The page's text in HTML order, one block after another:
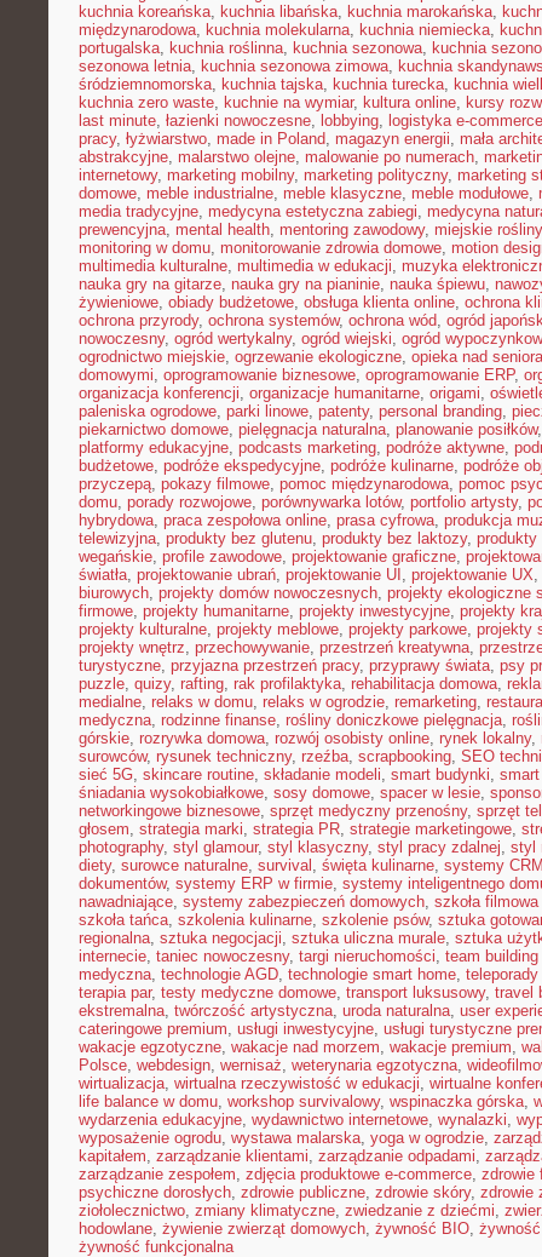
kuchnia koreańska, kuchnia libańska, kuchnia marokańska,
międzynarodowa, kuchnia molekularna, kuchnia niemiecka,
portugalska, kuchnia roślinna, kuchnia sezonowa, kuchnia
sezonowa letnia, kuchnia sezonowa zimowa, kuchnia
śródziemnomorska, kuchnia tajska, kuchnia turecka, kuchnia
kuchnia zero waste, kuchnie na wymiar, kultura online, kursy
last minute, łazienki nowoczesne, lobbying, logistyka e-commerce
pracy, łyżwiarstwo, made in Poland, magazyn energii, mała
abstrakcyjne, malarstwo olejne, malowanie po numerach,
internetowy, marketing mobilny, marketing polityczny, marketing
domowe, meble industrialne, meble klasyczne, meble modułowe,
media tradycyjne, medycyna estetyczna zabiegi, medycyna
prewencyjna, mental health, mentoring zawodowy, miejskie rośliny
monitoring w domu, monitorowanie zdrowia domowe, motion
multimedia kulturalne, multimedia w edukacji, muzyka
nauka gry na gitarze, nauka gry na pianinie, nauka śpiewu,
żywieniowe, obiady budżetowe, obsługa klienta online, ochrona
ochrona przyrody, ochrona systemów, ochrona wód, ogród
nowoczesny, ogród wertykalny, ogród wiejski, ogród
ogrodnictwo miejskie, ogrzewanie ekologiczne, opieka nad
domowymi, oprogramowanie biznesowe, oprogramowanie ERP,
organizacja konferencji, organizacje humanitarne, origami,
paleniska ogrodowe, parki linowe, patenty, personal branding,
piekarnictwo domowe, pielęgnacja naturalna, planowanie posiłków
platformy edukacyjne, podcasts marketing, podróże aktywne,
budżetowe, podróże ekspedycyjne, podróże kulinarne, podróże
przyczepą, pokazy filmowe, pomoc międzynarodowa, pomoc
domu, porady rozwojowe, porównywarka lotów, portfolio artysty,
hybrydowa, praca zespołowa online, prasa cyfrowa, produkcja
telewizyjna, produkty bez glutenu, produkty bez laktozy, produkty
wegańskie, profile zawodowe, projektowanie graficzne,
światła, projektowanie ubrań, projektowanie UI , projektowanie UX,
biurowych, projekty domów nowoczesnych, projekty ekologiczne
firmowe, projekty humanitarne, projekty inwestycyjne, projekty
projekty kulturalne, projekty meblowe, projekty parkowe, projekty
projekty wnętrz, przechowywanie, przestrzeń kreatywna,
turystyczne, przyjazna przestrzeń pracy, przyprawy świata, psy
puzzle, quizy, rafting, rak profilaktyka, rehabilitacja domowa,
medialne, relaks w domu, relaks w ogrodzie, remarketing,
medyczna, rodzinne finanse, rośliny doniczkowe pielęgnacja,
górskie, rozrywka domowa, rozwój osobisty online, rynek lokalny,
surowców, rysunek techniczny, rzeźba, scrapbooking, SEO
sieć 5G, skincare routine, składanie modeli, smart budynki,
śniadania wysokobiałkowe, sosy domowe, spacer w lesie,
networkingowe biznesowe, sprzęt medyczny przenośny, sprzęt
głosem, strategia marki, strategia PR, strategie marketingowe,
photography, styl glamour, styl klasyczny, styl pracy zdalnej, styl
diety, surowce naturalne, survival , święta kulinarne, systemy
dokumentów, systemy ERP w firmie, systemy inteligentnego
nawadniające, systemy zabezpieczeń domowych, szkoła
szkoła tańca, szkolenia kulinarne, szkolenie psów, sztuka
regionalna, sztuka negocjacji, sztuka uliczna murale, sztuka
internecie, taniec nowoczesny, targi nieruchomości, team
medyczna, technologie AGD, technologie smart home,
terapia par, testy medyczne domowe, transport luksusowy, travel
ekstremalna, twórczość artystyczna, uroda naturalna, user
cateringowe premium, usługi inwestycyjne, usługi turystyczne
wakacje egzotyczne, wakacje nad morzem, wakacje premium,
Polsce, webdesign, wernisaż, weterynaria egzotyczna,
wirtualizacja, wirtualna rzeczywistość w edukacji, wirtualne
life balance w domu, workshop survivalowy, wspinaczka górska,
wydarzenia edukacyjne, wydawnictwo internetowe, wynalazki,
wyposażenie ogrodu, wystawa malarska, yoga w ogrodzie,
kapitałem, zarządzanie klientami, zarządzanie odpadami,
zarządzanie zespołem, zdjęcia produktowe e-commerce, zdrowie
psychiczne dorosłych, zdrowie publiczne, zdrowie skóry, zdrowie
ziołolecznictwo, zmiany klimatyczne, zwiedzanie z dziećmi,
hodowlane, żywienie zwierząt domowych, żywność BIO,
żywność funkcjonalna